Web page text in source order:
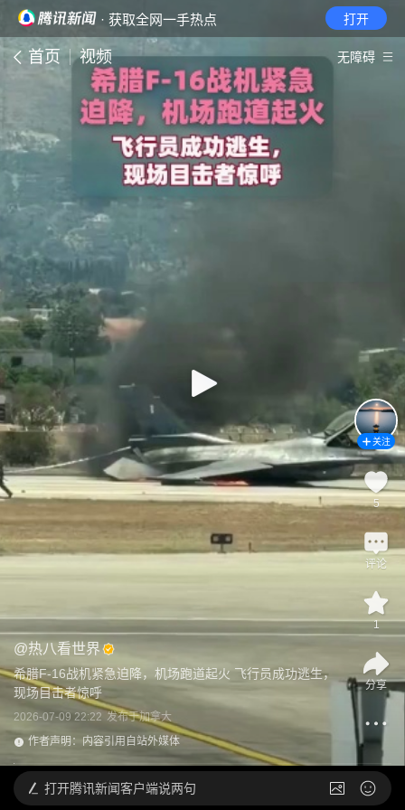
· 获取全网一手热点 打开
首页 视频 无障碍
@热八看世界
希腊F-16战机紧急迫降，机场跑道起火 飞行员成功逃生，
现场目击者惊呼
2026-07-09 22:22 发布于加拿大
作者声明：内容引用自站外媒体
关注
5
评论
1
分享
打开腾讯新闻客户端说两句